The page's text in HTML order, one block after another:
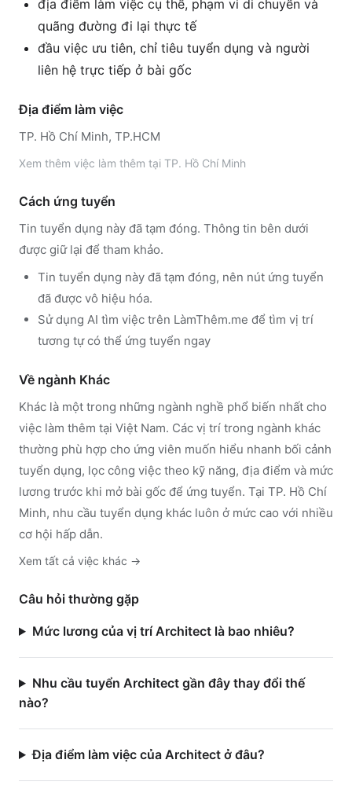
địa điểm làm việc cụ thể, phạm vi di chuyển và
quãng đường đi lại thực tế
đầu việc ưu tiên, chỉ tiêu tuyển dụng và người
liên hệ trực tiếp ở bài gốc
Địa điểm làm việc
TP. Hồ Chí Minh, TP.HCM
Xem thêm việc làm thêm tại TP. Hồ Chí Minh
Cách ứng tuyển
Tin tuyển dụng này đã tạm đóng. Thông tin bên dưới
được giữ lại để tham khảo.
Tin tuyển dụng này đã tạm đóng, nên nút ứng tuyển
đã được vô hiệu hóa.
Sử dụng AI tìm việc trên LàmThêm.me để tìm vị trí
tương tự có thể ứng tuyển ngay
Về ngành Khác
Khác là một trong những ngành nghề phổ biến nhất cho
việc làm thêm tại Việt Nam. Các vị trí trong ngành khác
thường phù hợp cho ứng viên muốn hiểu nhanh bối cảnh
tuyển dụng, lọc công việc theo kỹ năng, địa điểm và mức
lương trước khi mở bài gốc để ứng tuyển. Tại TP. Hồ Chí
Minh, nhu cầu tuyển dụng khác luôn ở mức cao với nhiều
cơ hội hấp dẫn.
Xem tất cả việc khác →
Câu hỏi thường gặp
Mức lương của vị trí Architect là bao nhiêu?
Nhu cầu tuyển Architect gần đây thay đổi thế
nào?
Địa điểm làm việc của Architect ở đâu?